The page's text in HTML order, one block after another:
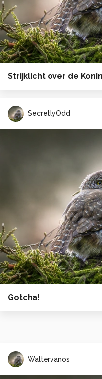
SecretlyOdd
Gotcha!
Waltervanos